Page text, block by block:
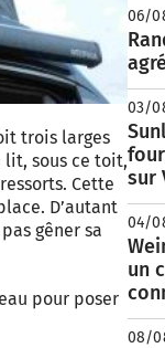
trois larges
sous ce toit,
Cette
D’autant
gêner sa
pour poser
06/
03/
sur
04/
un
08/